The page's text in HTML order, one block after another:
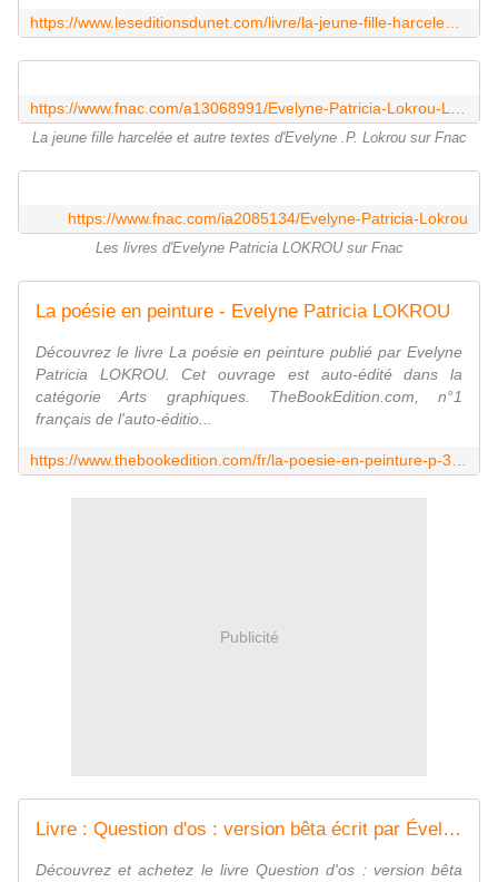
La jeune fille harcelée et autre textes d'Evelyne .P. Lokrou sur Fnac
https://www.fnac.com/ia2085134/Evelyne-Patricia-Lokrou
Les livres d'Evelyne Patricia LOKROU sur Fnac
La poésie en peinture - Evelyne Patricia LOKROU
Découvrez le livre La poésie en peinture publié par Evelyne
Patricia LOKROU. Cet ouvrage est auto-édité dans la
catégorie Arts graphiques. TheBookEdition.com, n°1
français de l'auto-éditio...
Publicité
Livre : Question d'os : version bêta écrit par Évelyne Patricia Lokrou - Angel publications
Découvrez et achetez le livre Question d'os : version bêta